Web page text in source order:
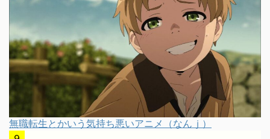
無職転生とかいう気持ち悪いアニメ（なんｊ）